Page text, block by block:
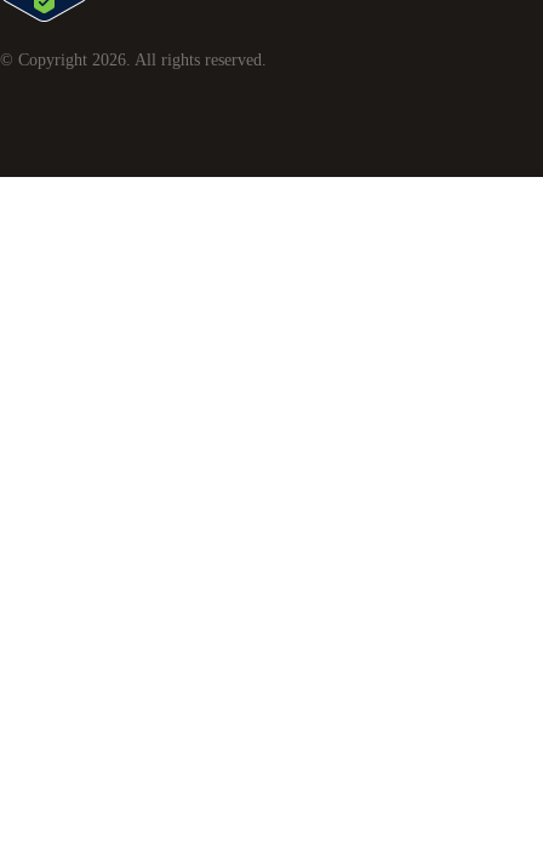
© Copyright 2026 . All rights reserved.